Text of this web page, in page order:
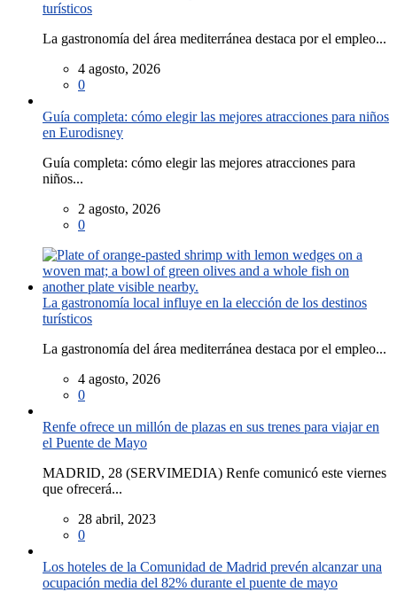
turísticos
La gastronomía del área mediterránea destaca por el empleo...
4 agosto, 2026
0
Guía completa: cómo elegir las mejores atracciones para niños
en Eurodisney
Guía completa: cómo elegir las mejores atracciones para
niños...
2 agosto, 2026
0
La gastronomía local influye en la elección de los destinos
turísticos
La gastronomía del área mediterránea destaca por el empleo...
4 agosto, 2026
0
Renfe ofrece un millón de plazas en sus trenes para viajar en
el Puente de Mayo
MADRID, 28 (SERVIMEDIA) Renfe comunicó este viernes
que ofrecerá...
28 abril, 2023
0
Los hoteles de la Comunidad de Madrid prevén alcanzar una
ocupación media del 82% durante el puente de mayo